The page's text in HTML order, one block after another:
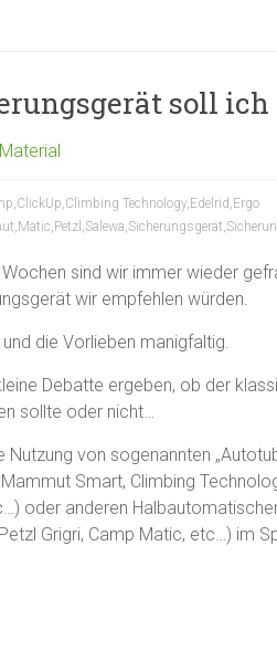
soll
Material
,ClickUp,Climbing Technology, Edelrid , Ergo
, Matic, Petzl ,Salewa,Sicherungsgerät,
Wochen sind wir immer wieder
wir empfehlen würden.
die Vorlieben manigfaltig.
Debatte ergeben, ob der
sollte oder nicht…
von sogenannten
Smart, Climbing
oder anderen
Grigri, Camp Matic, etc…) im